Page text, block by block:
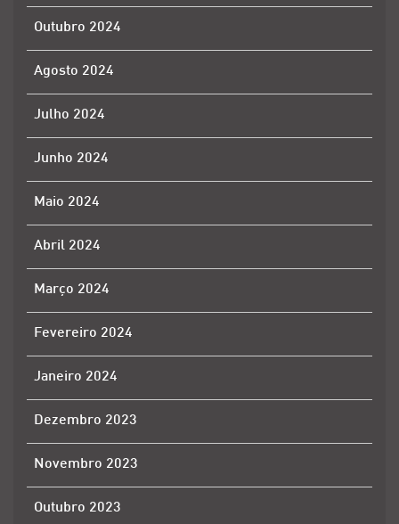
Outubro 2024
Agosto 2024
Julho 2024
Junho 2024
Maio 2024
Abril 2024
Março 2024
Fevereiro 2024
Janeiro 2024
Dezembro 2023
Novembro 2023
Outubro 2023